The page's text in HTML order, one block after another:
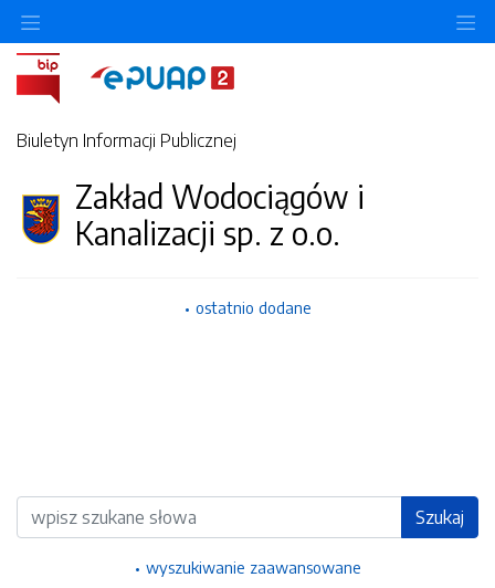
Biuletyn Informacji Publicznej
Zakład Wodociągów i
Kanalizacji sp. z o.o.
ostatnio dodane
Wyszukiwarka Szukaj
wyszukiwanie zaawansowane